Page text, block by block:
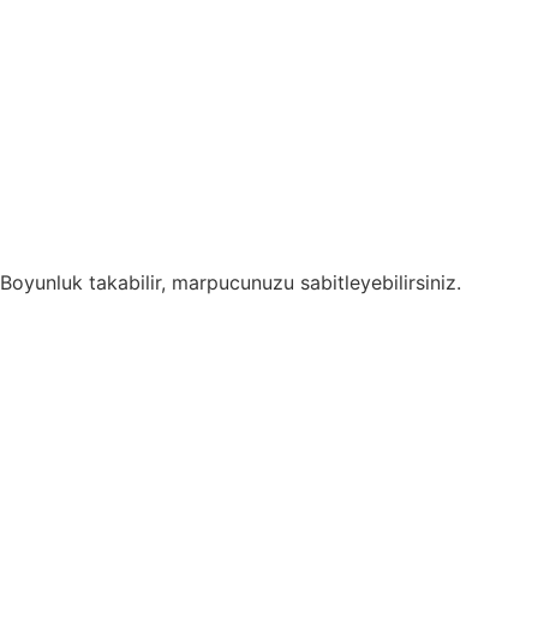
Boyunluk takabilir, marpucunuzu sabitleyebilirsiniz.